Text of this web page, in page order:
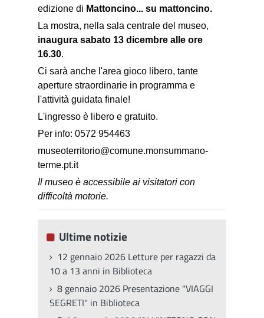
edizione di Mattoncino... su mattoncino.
La mostra, nella sala centrale del museo,
inaugura sabato 13 dicembre alle ore
16.30.
Ci sarà anche l'area gioco libero, tante
aperture straordinarie in programma e
l'attività guidata finale!
L'ingresso è libero e gratuito.
Per info: 0572 954463
museoterritorio@comune.monsummano-
terme.pt.it
Il museo è accessibile ai visitatori con
difficoltà motorie.
Ultime notizie
12 gennaio 2026 Letture per ragazzi da
10 a 13 anni in Biblioteca
8 gennaio 2026 Presentazione "VIAGGI
SEGRETI" in Biblioteca